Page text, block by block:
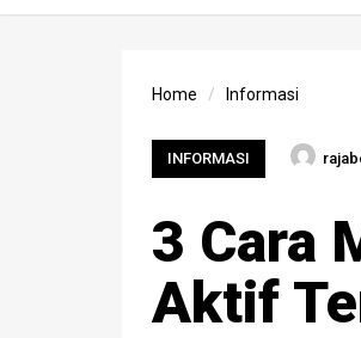
Home Informasi
INFORMASI
3 Cara
Aktif